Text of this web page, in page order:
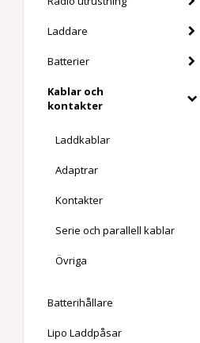
Laddare
Batterier
Kablar och
kontakter
Laddkablar
Adaptrar
Kontakter
Serie och parallell kablar
Övriga
Batterihållare
Lipo Laddpåsar